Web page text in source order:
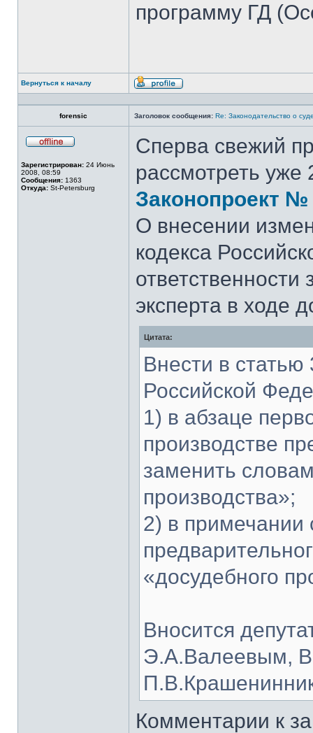
программу ГД
Вернуться к началу
Профиль
forensic Заголовок сообщения: Re: Законодательство о
сети
Зарегистрирован: 24 Июнь
2008, 08:59
Сообщения: 1363
Откуда: St-Petersburg
Сперва свежий
рассмотреть уже
Законопроект №
О внесении
кодекса
эксперта в ходе
Цитата:
Внести в статью
Российской
1) в абзаце
производстве
заменить
производства»;
2) в примечании
«досудебного
Вносится
Э.А.Валеевым,
Комментарии к